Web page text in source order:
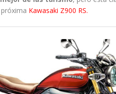
Kawasaki Z900 RS.